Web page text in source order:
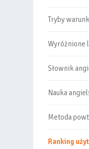
Tryby
Wyróżnione
Słownik
Nauka
Metoda
Ranking